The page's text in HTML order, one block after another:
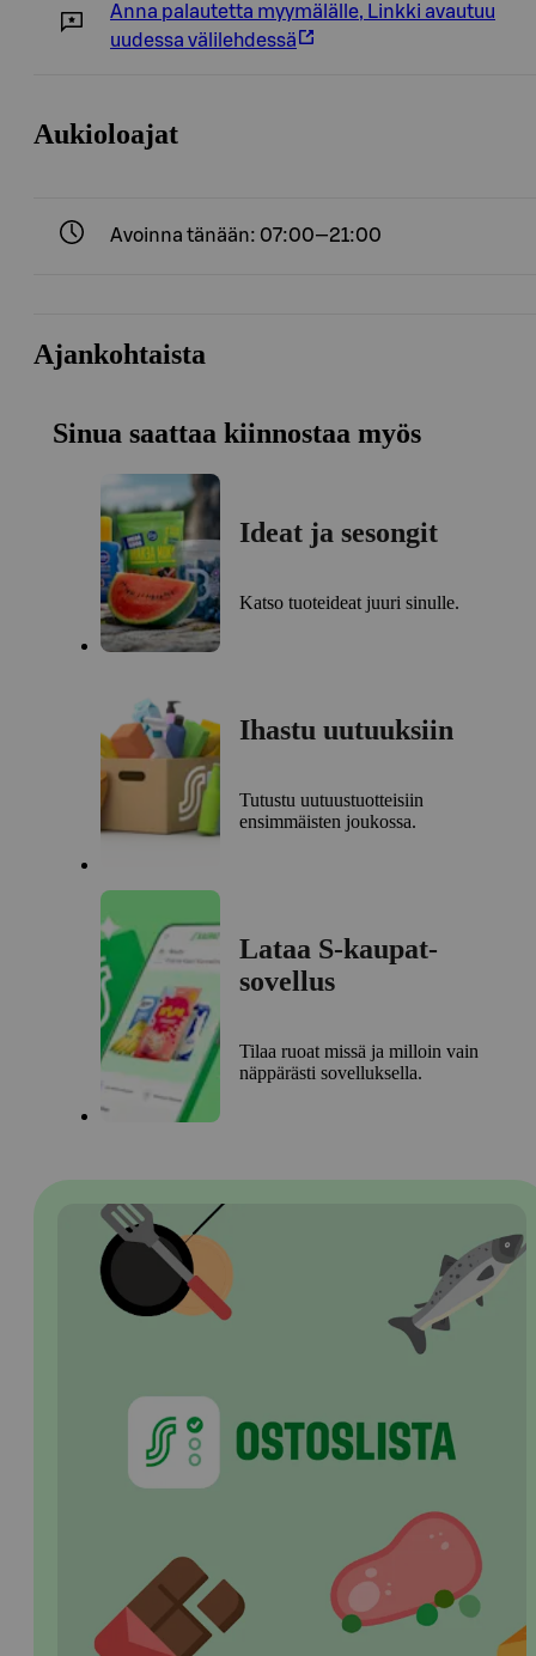
Anna palautetta myymälälle, Linkki avautuu
uudessa välilehdessä
Aukioloajat
Avoinna tänään: 07:00—21:00
Ajankohtaista
Sinua saattaa kiinnostaa myös
Ideat ja sesongit
Katso tuoteideat juuri sinulle.
Ihastu uutuuksiin
Tutustu uutuustuotteisiin
ensimmäisten joukossa.
Lataa S-kaupat-
sovellus
Tilaa ruoat missä ja milloin vain
näppärästi sovelluksella.